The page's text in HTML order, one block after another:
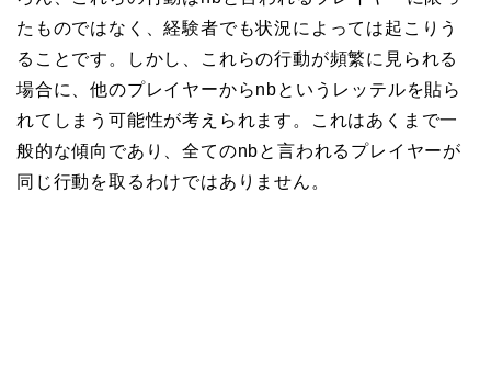
たものではなく、経験者でも状況によっては起こりう
ることです。しかし、これらの行動が頻繁に見られる
場合に、他のプレイヤーからnbというレッテルを貼ら
れてしまう可能性が考えられます。これはあくまで一
般的な傾向であり、全てのnbと言われるプレイヤーが
同じ行動を取るわけではありません。